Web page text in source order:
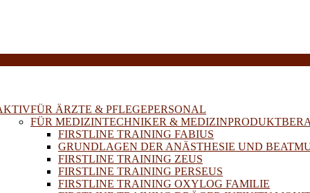
FÜR ÄRZTE & PFLEGEPERSONAL
FÜR MEDIZINTECHNIKER &
FIRSTLINE TRAINING FABIUS
GRUNDLAGEN DER ANÄSTHESIE UND
FIRSTLINE TRAINING ZEUS
FIRSTLINE TRAINING PERSEUS
FIRSTLINE TRAINING OXYLOG FAMILIE